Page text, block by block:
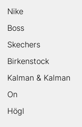
Nike
Boss
Skechers
Birkenstock
Kalman & Kalman
On
Högl